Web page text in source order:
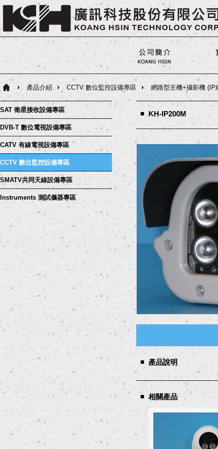
產品介紹 CCTV 數位監控設備專區 網路型主機+攝影機 (IP
SAT 衛星接收設備專區
DVB-T 數位電視設備專區
CATV 有線電視設備專區
CCTV 數位監控設備專區
SMATV共同天線設備專區
Instruments 測試儀器專區
KH-IP200M
產品說明
相關產品